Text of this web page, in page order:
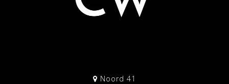
Noord 41